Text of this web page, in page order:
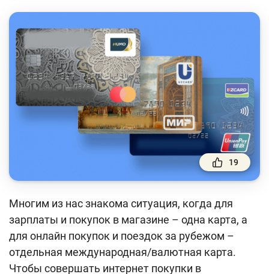
Финансовый рынок
Денежно-кредитная политика и ее элементы
Финансовая безопасность
Права потребителей банковских услуг
Предпринимательство
Исламское финансирование
Учебные материалы
Проекты
Интерактивные услуги
Фотогалерея
19
Многим из нас знакома ситуация, когда для
зарплаты и покупок в магазине – одна карта, а
для онлайн покупок и поездок за рубежом –
отдельная международная/валютная карта.
Чтобы совершать интернет покупки в